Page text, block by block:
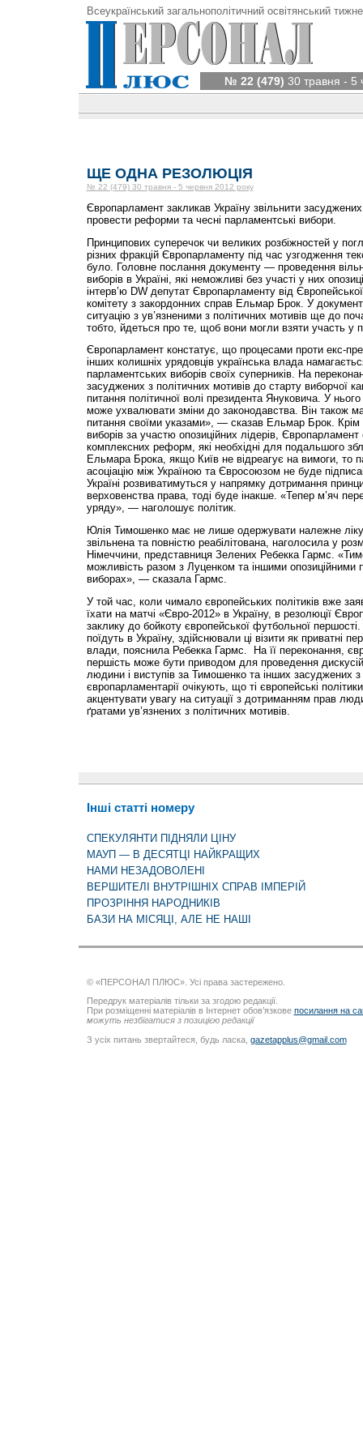
Всеукраїнський загальнополітичний освітянський
№ 22 (479) 30 травня - 5
ЩЕ ОДНА РЕЗОЛЮЦІЯ
№ 22 (479) 30 травня - 5 червня 2012 року
Європарламент закликав Україну звільнити
провести реформи та чесні парламентські вибори.
Принципових суперечок чи великих розбіжностей у
різних фракцій Європарламенту під час узгодження
було. Головне послання документу — проведення
виборів в Україні, які неможливі без участі у них
інтерв’ю DW депутат Європарламенту від
комітету з закордонних справ Ельмар Брок. У
ситуацію з ув’язненими з політичних мотивів ще до
тобто, йдеться про те, щоб вони могли взяти участь у
Європарламент констатує, що процесами проти екс-
інших колишніх урядовців українська влада
парламентських виборів своїх суперників. На
засуджених з політичних мотивів до старту виборчої
питання політичної волі президента Януковича. У
може ухвалювати зміни до законодавства. Він також
питання своїми указами», — сказав Ельмар Брок. Крім
виборів за участю опозиційних лідерів, Європарламент
комплексних реформ, які необхідні для подальшого
Ельмара Брока, якщо Київ не відреагує на вимоги, то
асоціацію між Україною та Євросоюзом не буде
Україні розвиватимуться у напрямку дотримання
верховенства права, тоді буде інакше. «Тепер м’яч
уряду», — наголошує політик.
Юлія Тимошенко має не лише одержувати належне
звільнена та повністю реабілітована, наголосила у
Німеччини, представниця Зелених Ребекка Гармс.
можливість разом з Луценком та іншими опозиційними
виборах», — сказала Гармс.
У той час, коли чимало європейських політиків вже
їхати на матчі «Євро-2012» в Україну, в резолюції
заклику до бойкоту європейської футбольної
поїдуть в Україну, здійснювали ці візити як приватні
влади, пояснила Ребекка Гармс. На її переконання,
першість може бути приводом для проведення
людини і виступів за Тимошенко та інших засуджених
європарламентарії очікують, що ті європейські
акцентувати увагу на ситуації з дотриманням прав
ґратами ув’язнених з політичних мотивів.
Інші статті номеру
СПЕКУЛЯНТИ ПІДНЯЛИ ЦІНУ
МАУП — В ДЕСЯТЦІ НАЙКРАЩИХ
НАМИ НЕЗАДОВОЛЕНІ
ВЕРШИТЕЛІ ВНУТРІШНІХ СПРАВ ІМПЕРІЙ
ПРОЗРІННЯ НАРОДНИКІВ
БАЗИ НА МІСЯЦІ, АЛЕ НЕ НАШІ
© «ПЕРСОНАЛ ПЛЮС». Усі права застережено.
Передрук матеріалів тільки за згодою редакції.
При розміщенні матеріалів в Інтернет обов’язкове посилання на
можуть незбігатися з позицією редакції
З усіх питань звертайтеся, будь ласка, gazetapplus@gmail.com